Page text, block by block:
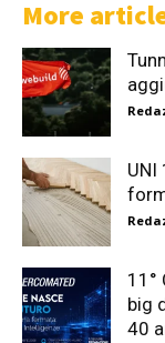
More
UNI
11°
big
40